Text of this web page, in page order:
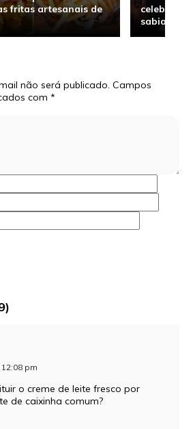
fritas artesanais de
sabia
não será publicado. Campos
com *
pm
o creme de leite fresco por
de caixinha comum?